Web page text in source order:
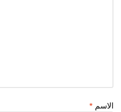
الاسم *